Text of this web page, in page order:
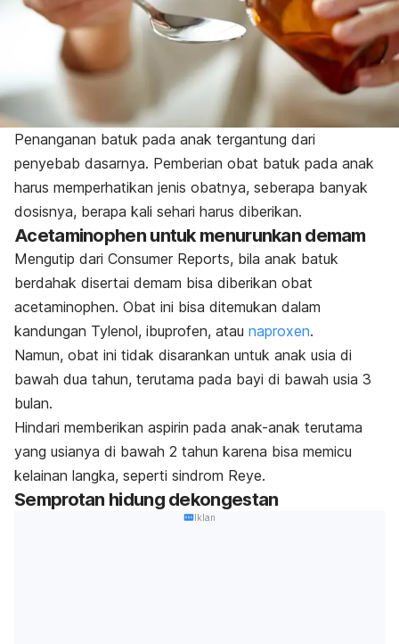
Penanganan batuk pada anak tergantung dari
penyebab dasarnya. Pemberian obat batuk pada anak
harus memperhatikan jenis obatnya, seberapa banyak
dosisnya, berapa kali sehari harus diberikan.
Acetaminophen untuk menurunkan demam
Mengutip dari Consumer Reports, bila anak batuk
berdahak disertai demam bisa diberikan obat
acetaminophen. Obat ini bisa ditemukan dalam
kandungan Tylenol, ibuprofen, atau naproxen.
Namun, obat ini tidak disarankan untuk anak usia di
bawah dua tahun, terutama pada bayi di bawah usia 3
bulan.
Hindari memberikan aspirin pada anak-anak terutama
yang usianya di bawah 2 tahun karena bisa memicu
kelainan langka, seperti sindrom Reye.
Semprotan hidung dekongestan
Iklan